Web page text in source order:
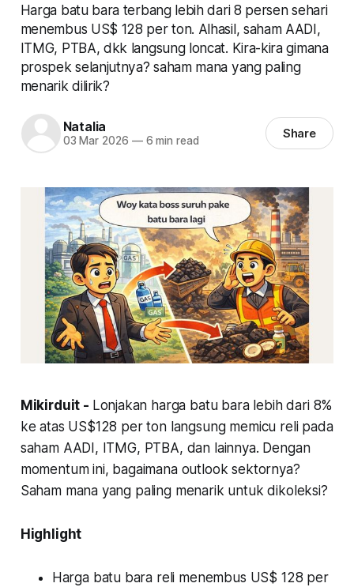
Harga batu bara terbang lebih dari 8 persen sehari
menembus US$ 128 per ton. Alhasil, saham AADI,
ITMG, PTBA, dkk langsung loncat. Kira-kira gimana
prospek selanjutnya? saham mana yang paling
menarik dilirik?
Natalia
03 Mar 2026 —6 min read Share
Mikirduit - Lonjakan harga batu bara lebih dari 8%
ke atas US$128 per ton langsung memicu reli pada
saham AADI, ITMG, PTBA, dan lainnya. Dengan
momentum ini, bagaimana outlook sektornya?
Saham mana yang paling menarik untuk dikoleksi?
Highlight
Harga batu bara reli menembus US$ 128 per